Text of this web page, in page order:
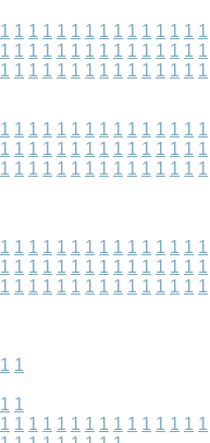
1 1 1 1 1 1 1 1 1 1 1 1 1 1 1
1 1 1 1 1 1 1 1 1 1 1 1 1 1 1
1 1 1 1 1 1 1 1 1 1 1 1 1 1 1
1 1 1 1 1 1 1 1 1 1 1 1 1 1 1
1 1 1 1 1 1 1 1 1 1 1 1 1 1 1
1 1 1 1 1 1 1 1 1 1 1 1 1 1 1
1 1 1 1 1 1 1 1 1 1 1 1 1 1 1
1 1 1 1 1 1 1 1 1 1 1 1 1 1 1
1 1 1 1 1 1 1 1 1 1 1 1 1 1 1
1 1
1 1
1 1 1 1 1 1 1 1 1 1 1 1 1 1 1